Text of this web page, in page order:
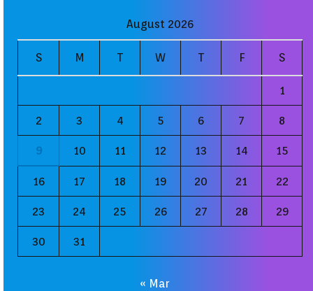
August 2026
S M T W T F S
1
2 3 4 5 6 7 8
9 10 11 12 13 14 15
16 17 18 19 20 21 22
23 24 25 26 27 28 29
30 31
« Mar